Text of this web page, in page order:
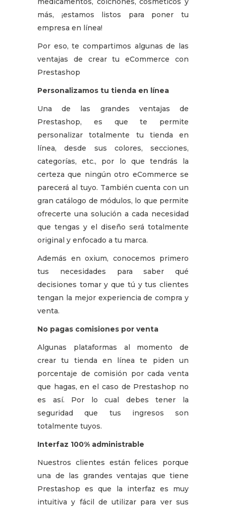
más, ¡estamos listos para poner tu
empresa en línea!
Por eso, te compartimos algunas de las
ventajas de crear tu eCommerce con
Prestashop
Personalizamos tu tienda en línea
Una de las grandes ventajas de
Prestashop, es que te permite
personalizar totalmente tu tienda en
línea, desde sus colores, secciones,
categorías, etc., por lo que tendrás la
certeza que ningún otro eCommerce se
parecerá al tuyo. También cuenta con un
gran catálogo de módulos, lo que permite
ofrecerte una solución a cada necesidad
que tengas y el diseño será totalmente
original y enfocado a tu marca.
Además en oxium, conocemos primero
tus necesidades para saber qué
decisiones tomar y que tú y tus clientes
tengan la mejor experiencia de compra y
venta.
No pagas comisiones por venta
Algunas plataformas al momento de
crear tu tienda en línea te piden un
porcentaje de comisión por cada venta
que hagas, en el caso de Prestashop no
es así. Por lo cual debes tener la
seguridad que tus ingresos son
totalmente tuyos.
Interfaz 100% administrable
Nuestros clientes están felices porque
una de las grandes ventajas que tiene
Prestashop es que la interfaz es muy
intuitiva y fácil de utilizar para ver sus